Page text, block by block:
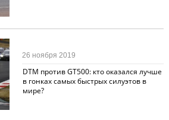
DTM против GT500: кто оказался лучше
в гонках самых быстрых силуэтов в
мире?
26 ноября 2019